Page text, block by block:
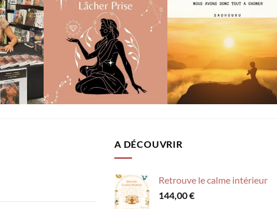
A DÉCOUVRIR
Retrouve le calme intérieur
144,00€